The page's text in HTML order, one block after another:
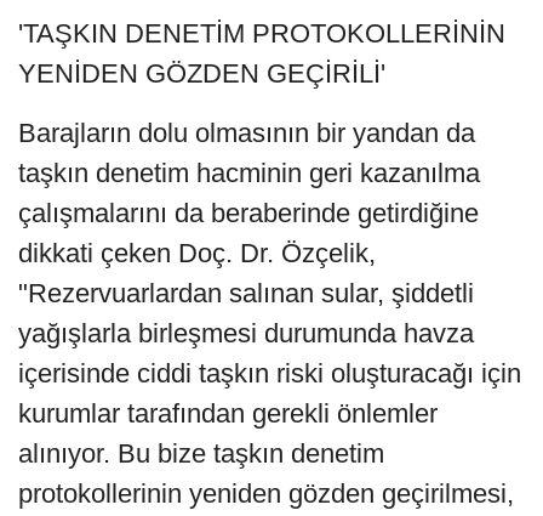
'TAŞKIN DENETİM PROTOKOLLERİNİN
YENİDEN GÖZDEN GEÇİRİLİ'
Barajların dolu olmasının bir yandan da
taşkın denetim hacminin geri kazanılma
çalışmalarını da beraberinde getirdiğine
dikkati çeken Doç. Dr. Özçelik,
"Rezervuarlardan salınan sular, şiddetli
yağışlarla birleşmesi durumunda havza
içerisinde ciddi taşkın riski oluşturacağı için
kurumlar tarafından gerekli önlemler
alınıyor. Bu bize taşkın denetim
protokollerinin yeniden gözden geçirilmesi,